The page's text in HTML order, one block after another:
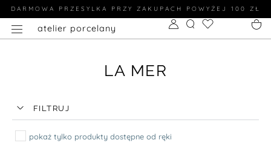
DARMOWA PRZESYLKA PRZY ZAKUPACH POWYŻEJ 100 ZŁ
atelier porcelany
LA MER
FILTRUJ
pokaż tylko produkty dostępne od ręki